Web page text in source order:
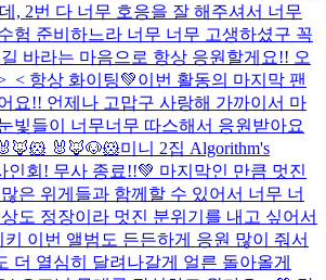
, 2번 다 너무 호응을 잘 해주셔서 너무
험 준비하느라 너무 너무 고생하셨구 꼭
바라는 마음으로 항상 응원할게요!! 오
항상 화이팅💚이번 활동의 마지막 팬
요!! 언제나 고맙구 사랑해 가까이서 마
빛들이 너무너무 따스해서 응원받아요
🐰🦊🐶🐹미니 2집 Algorithm's
인회! 무사 종료!!💚 마지막인 만큼 멋진
은 위게들과 함께할 수 있어서 너무 너
도 정장이라 멋진 분위기를 내고 싶어서
이번 앨범도 든든하게 응원 많이 줘서
더 열심히 달려나갈게 얼른 돌아올게